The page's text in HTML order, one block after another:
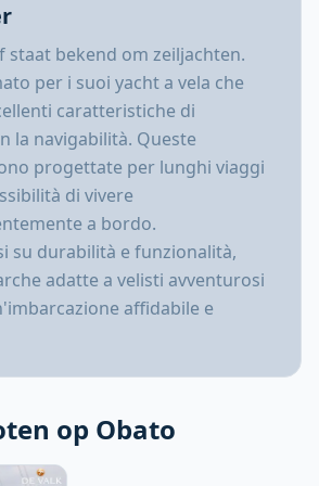
staat bekend om zeiljachten.
per i suoi yacht a vela che
caratteristiche di
la navigabilità. Queste
progettate per lunghi viaggi
di vivere
a bordo.
su durabilità e funzionalità,
adatte a velisti avventurosi
affidabile e
op Obato